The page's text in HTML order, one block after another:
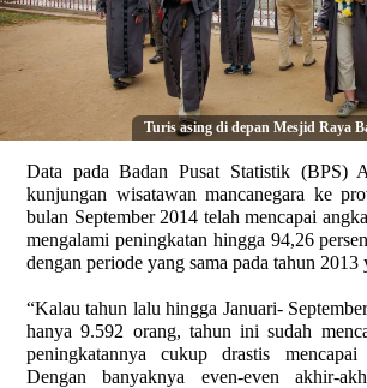
Turis asing di depan Mesjid Raya
Data pada Badan Pusat Statistik (BPS)
kunjungan wisatawan mancanegara ke
bulan September 2014 telah mencapai
mengalami peningkatan hingga 94,26
dengan periode yang sama pada tahun 2013
“Kalau tahun lalu hingga Januari-
hanya 9.592 orang, tahun ini sudah
peningkatannya cukup drastis
Dengan banyaknya even-even akhir-